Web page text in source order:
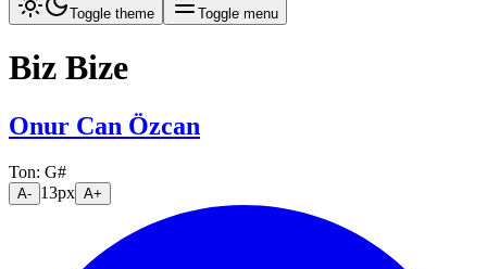
Toggle theme Toggle menu
Biz Bize
Onur Can Özcan
Ton: G#
A- 13px A+